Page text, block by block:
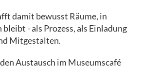
damit bewusst Räume, in
- als Prozess, als Einladung
Mitgestalten.
Austausch im Museumscafé